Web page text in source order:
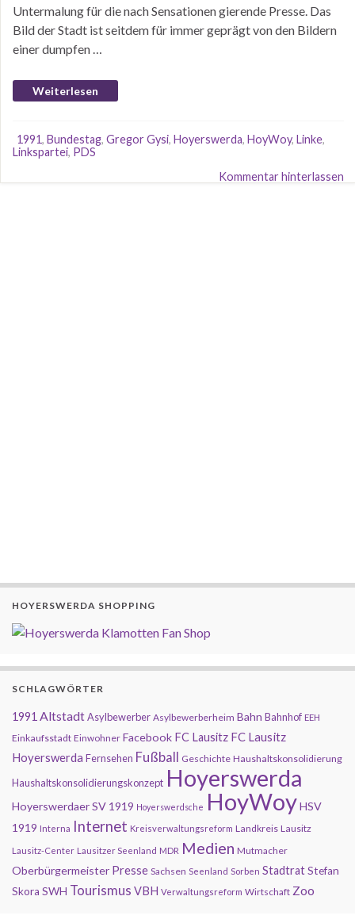
Untermalung für die nach Sensationen gierende Presse. Das
Bild der Stadt ist seitdem für immer geprägt von den Bildern
einer dumpfen …
Weiterlesen
1991, Bundestag, Gregor Gysi, Hoyerswerda, HoyWoy, Linke,
Linkspartei, PDS
Kommentar hinterlassen
HOYERSWERDA SHOPPING
SCHLAGWÖRTER
1991 AltstadtAsylbewerber Asylbewerberheim Bahn Bahnhof EEH
Einkaufsstadt Einwohner Facebook FC Lausitz FC Lausitz
Hoyerswerda Fernsehen Fußball Geschichte Haushaltskonsolidierung
Haushaltskonsolidierungskonzept Hoyerswerda
Hoyerswerdaer SV 1919 Hoyerswerdsche HoyWoyHSV
1919 Interna Internet Kreisverwaltungsreform Landkreis Lausitz
Lausitz-Center Lausitzer Seenland MDR Medien Mutmacher
Oberbürgermeister Presse Sachsen Seenland Sorben StadtratStefan
Skora SWH Tourismus VBH Verwaltungsreform Wirtschaft Zoo